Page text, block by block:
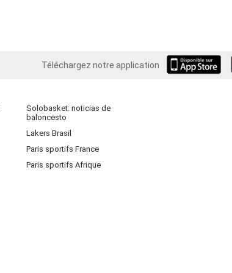
Téléchargez notre application
iOS Android
Solobasket: noticias de
baloncesto
Lakers Brasil
Paris sportifs France
Paris sportifs Afrique